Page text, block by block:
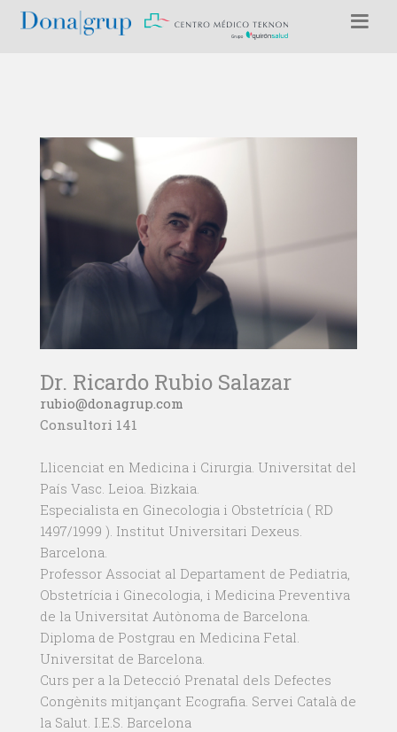
Dr. Ricardo Rubio Salazar
rubio@donagrup.com
Consultori 141
Llicenciat en Medicina i Cirurgia. Universitat del
País Vasc. Leioa. Bizkaia.
Especialista en Ginecologia i Obstetrícia ( RD
1497/1999 ). Institut Universitari Dexeus.
Barcelona.
Professor Associat al Departament de Pediatria,
Obstetrícia i Ginecologia, i Medicina Preventiva
de la Universitat Autònoma de Barcelona.
Diploma de Postgrau en Medicina Fetal.
Universitat de Barcelona.
Curs per a la Detecció Prenatal dels Defectes
Congènits mitjançant Ecografia. Servei Català de
la Salut. I.E.S. Barcelona